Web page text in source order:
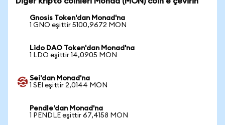
Gnosis Token'dan Monad'na
1 GNO eşittir 5100,9672 MON
Lido DAO Token'dan Monad'na
1 LDO eşittir 14,0905 MON
Sei'dan Monad'na
1 SEI eşittir 2,0144 MON
Pendle'dan Monad'na
1 PENDLE eşittir 67,4158 MON